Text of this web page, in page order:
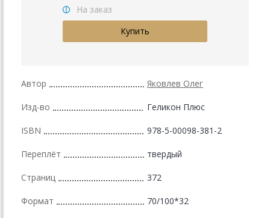
На заказ
Автор Яковлев Олег
Изд-во Геликон Плюс
ISBN 978-5-00098-381-2
Переплёт твердый
Страниц 372
Формат 70/100*32